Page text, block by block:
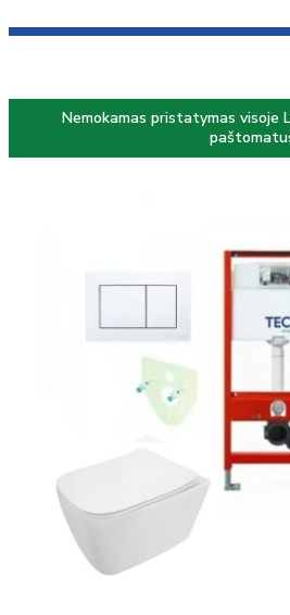
Nemokamas pristatymas visoje